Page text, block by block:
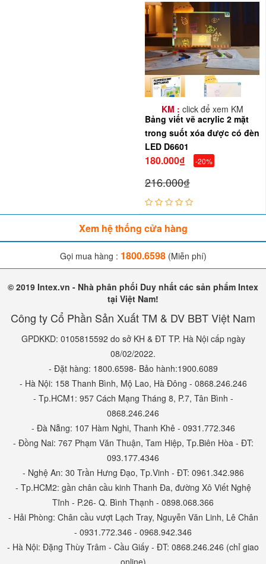
KM : click để xem KM
Bảng viết vẽ acrylic 2 mặt
trong suốt xóa được có đèn
LED D6601
180.000₫ -20%
216.000₫
Xem hệ thống cửa hàng
Gọi mua hàng : 1800.6598(Miễn phí)
© 2019 Intex.vn - Nhà phân phối Duy nhất các sản phẩm Intex
tại Việt Nam!
Công ty Cổ Phần Sản Xuất TM & DV BBT Việt Nam
GPDKKD: 0105815592 do sở KH & ĐT TP. Hà Nội cấp ngày
08/02/2022.
- Đặt hàng: 1800.6598- Bảo hành:1900.6089
- Hà Nội: 158 Thanh Bình, Mộ Lao, Hà Đông - 0868.246.246
- Tp.HCM1: 957 Cách Mạng Tháng 8, P.7, Tân Bình -
0868.246.246
- Đà Nẵng: 107 Hàm Nghi, Thanh Khê - 0931.772.346
- Đồng Nai: 767 Phạm Văn Thuận, Tam Hiệp, Tp.Biên Hòa - ĐT:
093.177.4346
- Nghệ An: 30 Trần Hưng Đạo, Tp.Vinh - ĐT: 0961.342.986
- Tp.HCM2: gần chân cầu kinh Thanh Đa, đường Xô Viết Nghệ
Tĩnh - P.26- Q. Bình Thạnh - 0898.068.366
- Hải Phòng: Chân cầu vượt Lạch Tray, Nguyễn Văn Linh, Lê Chân
- 0931.772.346 - 0968.942.346
- Hà Nội: Đặng Thùy Trâm - Cầu Giấy - ĐT: 0868.246.246 (chỉ giao
online)